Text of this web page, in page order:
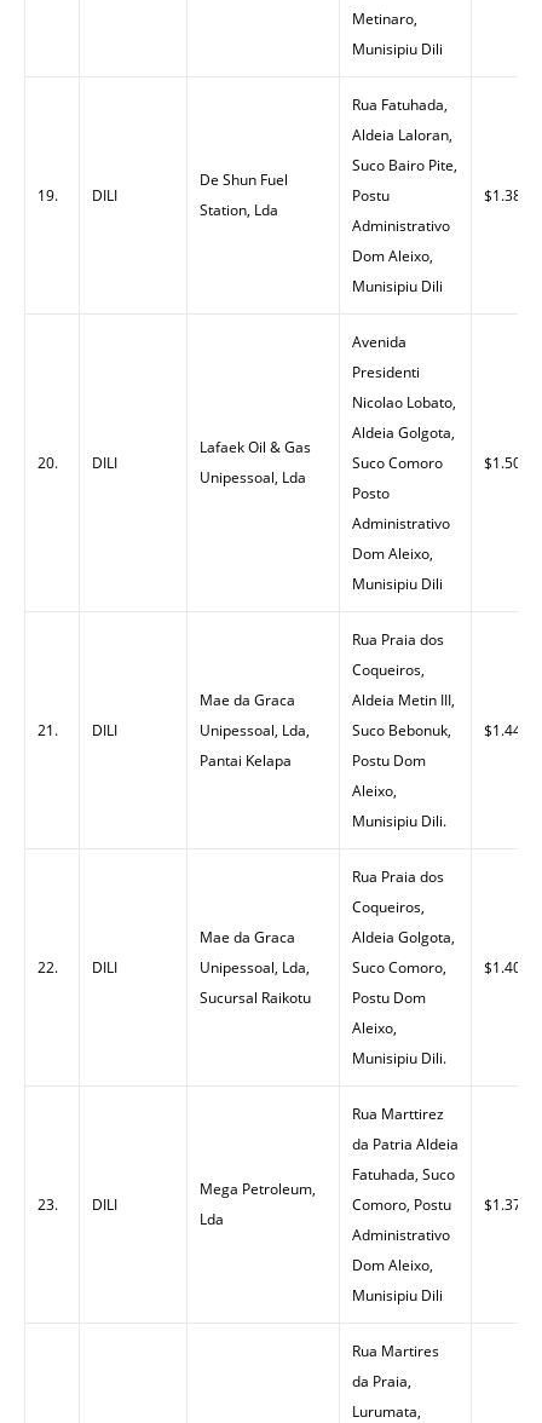
Metinaro,
Munisipiu Dili
19. DILI
De Shun Fuel
Station, Lda
Rua Fatuhada,
Aldeia Laloran,
Suco Bairo Pite,
Postu
Administrativo
Dom Aleixo,
Munisipiu Dili
$1.38
20. DILI
Lafaek Oil & Gas
Unipessoal, Lda
Avenida
Presidenti
Nicolao Lobato,
Aldeia Golgota,
Suco Comoro
Posto
Administrativo
Dom Aleixo,
Munisipiu Dili
$1.50
21. DILI
Mae da Graca
Unipessoal, Lda,
Pantai Kelapa
Rua Praia dos
Coqueiros,
Aldeia Metin III,
Suco Bebonuk,
Postu Dom
Aleixo,
Munisipiu Dili.
$1.44
22. DILI
Mae da Graca
Unipessoal, Lda,
Sucursal Raikotu
Rua Praia dos
Coqueiros,
Aldeia Golgota,
Suco Comoro,
Postu Dom
Aleixo,
Munisipiu Dili.
$1.40
23. DILI
Mega Petroleum,
Lda
Rua Marttirez
da Patria Aldeia
Fatuhada, Suco
Comoro, Postu
Administrativo
Dom Aleixo,
Munisipiu Dili
$1.37
Rua Martires
da Praia,
Lurumata,